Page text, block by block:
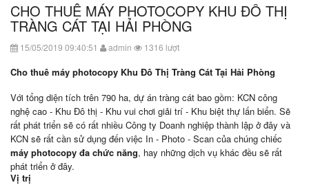
CHO THUÊ MÁY PHOTOCOPY KHU ĐÔ THỊ
TRÀNG CÁT TẠI HẢI PHÒNG
15/05/2019 09:40:51 admin 1316 lượt
Cho thuê máy photocopy Khu Đô Thị Tràng Cát Tại Hải Phòng
Với tổng diện tích trên 790 ha, dự án tràng cát bao gồm: KCN công
nghệ cao - Khu Đô thị - Khu vui chơi giải trí - Khu biệt thự lấn biển. Sẽ
rất phát triển sẽ có rất nhiều Công ty Doanh nghiệp thành lập ở đây và
KCN sẽ rất cần sử dụng đến việc In - Photo - Scan của chúng chiếc
máy photocopy đa chức năng, hay những dịch vụ khác đều sẽ rất
phát triển ở đây.
Vị trị